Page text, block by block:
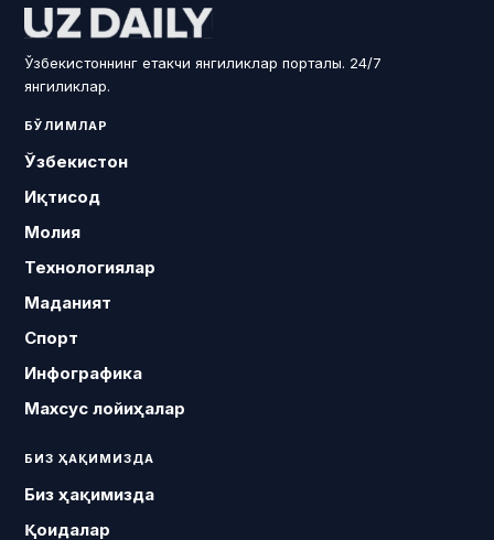
Ўзбекистоннинг етакчи янгиликлар порталы. 24/7
янгиликлар.
БЎЛИМЛАР
Ўзбекистон
Иқтисод
Молия
Технологиялар
Маданият
Спорт
Инфографика
Махсус лойиҳалар
БИЗ ҲАҚИМИЗДА
Биз ҳақимизда
Қоидалар